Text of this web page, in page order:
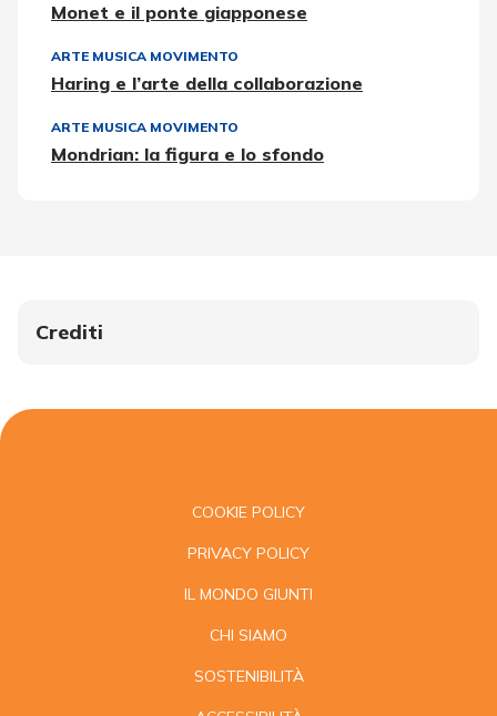
Monet e il ponte giapponese
ARTE MUSICA MOVIMENTO
Haring e l’arte della collaborazione
ARTE MUSICA MOVIMENTO
Mondrian: la figura e lo sfondo
Crediti
COOKIE POLICY
PRIVACY POLICY
IL MONDO GIUNTI
CHI SIAMO
SOSTENIBILITÀ